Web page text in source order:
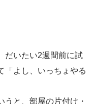
だいたい2週間前に試
「よし、いっちょやる
と、部屋の片付け・